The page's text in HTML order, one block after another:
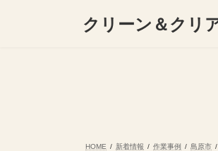
クリーン＆クリ
HOME 新着情報 作業事例 島原市